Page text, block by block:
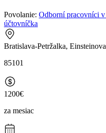
Povolanie: Odborní pracovníci
účtovníčka
Bratislava-Petržalka,
85101
1200€
za mesiac